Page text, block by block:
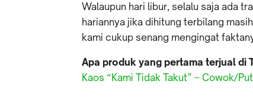
Walaupun hari libur, selalu saja ada
hariannya jika dihitung terbilang
kami cukup senang mengingat
Apa produk yang pertama terjual di
Kaos “Kami Tidak Takut” – Cowok/